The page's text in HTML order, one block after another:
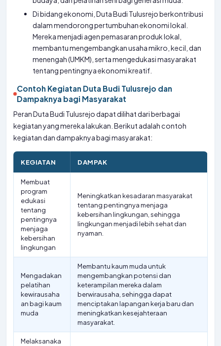
Di bidang ekonomi, Duta Budi Tulusrejo berkontribusi
dalam mendorong pertumbuhan ekonomi lokal.
Mereka menjadi agen pemasaran produk lokal,
membantu mengembangkan usaha mikro, kecil, dan
menengah (UMKM), serta mengedukasi masyarakat
tentang pentingnya ekonomi kreatif.
Contoh Kegiatan Duta Budi Tulusrejo dan
Dampaknya bagi Masyarakat
Peran Duta Budi Tulusrejo dapat dilihat dari berbagai
kegiatan yang mereka lakukan. Berikut adalah contoh
kegiatan dan dampaknya bagi masyarakat:
KEGIATAN DAMPAK
Membuat
program
edukasi
tentang
pentingnya
menjaga
kebersihan
lingkungan
Meningkatkan kesadaran masyarakat
tentang pentingnya menjaga
kebersihan lingkungan, sehingga
lingkungan menjadi lebih sehat dan
nyaman.
Mengadakan
pelatihan
kewirausaha
an bagi kaum
muda
Membantu kaum muda untuk
mengembangkan potensi dan
keterampilan mereka dalam
berwirausaha, sehingga dapat
menciptakan lapangan kerja baru dan
meningkatkan kesejahteraan
masyarakat.
Melaksanaka